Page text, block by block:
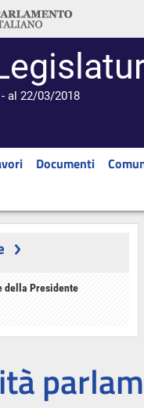
al 22/03/2018
Documenti
della Presidente